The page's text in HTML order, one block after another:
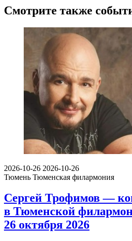
Смотрите также
2026-10-26 2026-10-26
Тюмень Тюменская филармония
Сергей Трофимов —
в Тюменской
26 октября 2026